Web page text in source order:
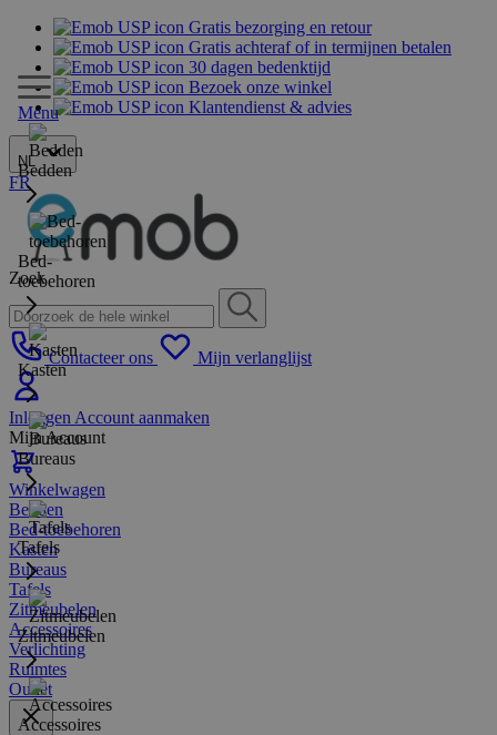
Gratis bezorging en retour
Gratis achteraf of in termijnen betalen
30 dagen bedenktijd
Bezoek onze winkel
Klantendienst & advies
NL
FR
Zoek
Contacteer ons Mijn verlanglijst
Inloggen Account aanmaken
Mijn Account
Winkelwagen
Menu
Bedden
Bed-
toebehoren
Kasten
Bureaus
Tafels
Zitmeubelen
Accessoires
Bedden
Bed-toebehoren
Kasten
Bureaus
Tafels
Zitmeubelen
Accessoires
Verlichting
Ruimtes
Outlet